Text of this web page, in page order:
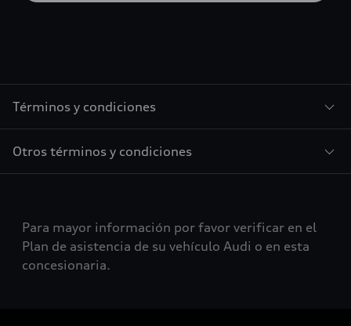
Términos y condiciones
Otros términos y condiciones
Para mayor información por favor verificar en el
Plan de asistencia de su vehículo Audi o en esta
concesionaria.